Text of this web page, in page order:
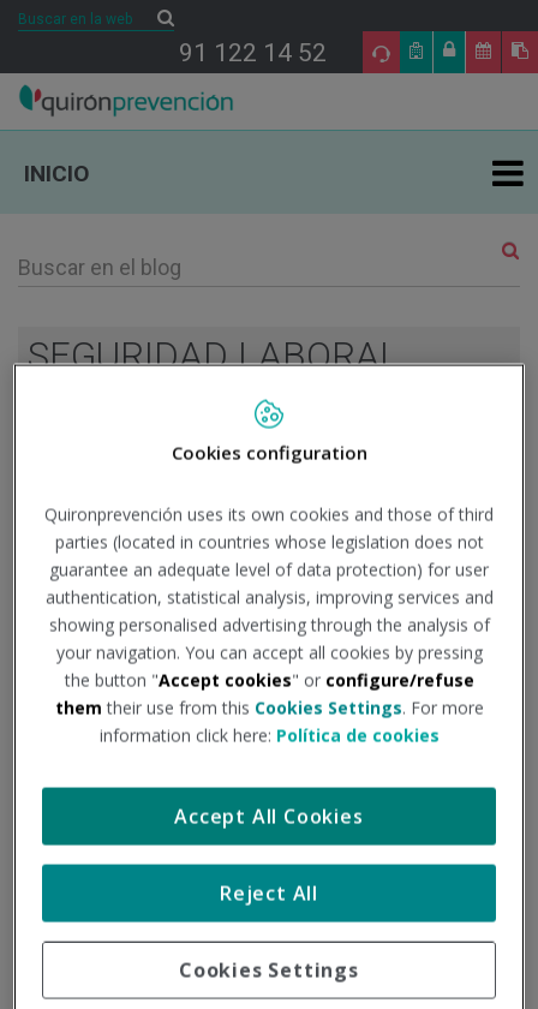
Buscar
91 122 14 52
TU SALUD
SALUD Y EMPRESA
INICIO
SEGURIDAD LABORAL
17
MAY
Trabajos en Altura en
Prevención de Riesgos
Laborales
Cookies configuration
Quironprevención uses its own cookies and those of third
parties (located in countries whose legislation does not
guarantee an adequate level of data protection) for user
authentication, statistical analysis, improving services and
showing personalised advertising through the analysis of
your navigation. You can accept all cookies by pressing
the button "Accept cookies" or configure/refuse
them their use from this Cookies Settings. For more
information click here: Política de cookies
Cookies Settings
Reject All
Accept All Cookies